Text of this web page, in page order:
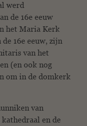
werd
de 16e eeuw
het Maria Kerk
16e eeuw, zijn
van het
(en ook nog
om in de domkerk
van
en de